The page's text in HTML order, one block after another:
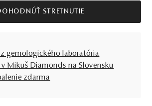
STRETNUTIE
gemologického laboratória
v Mikuš Diamonds na Slovensku
zdarma